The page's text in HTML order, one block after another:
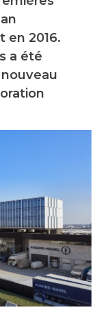
en 2016.
a été